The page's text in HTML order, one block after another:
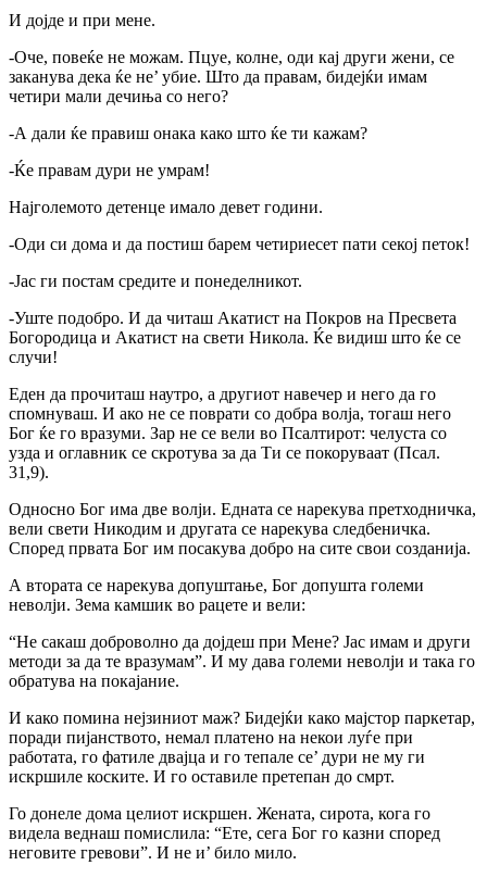
И дојде и при мене.
-Оче, повеќе не можам. Пцуе, колне, оди кај други жени, се
заканува дека ќе не’ убие. Што да правам, бидејќи имам
четири мали дечиња co него?
-А дали ќе правиш онака како што ќе ти кажам?
-Ќе правам дури не умрам!
Најголемото детенце имало девет години.
-Оди си дома и да постиш барем четириесет пати секој петок!
-Јас ги постам средите и понеделникот.
-Уште подобро. И да читаш Акатист на Покров на Пресвета
Богородица и Акатист на свети Никола. Ќе видиш што ќе се
случи!
Еден да прочиташ наутро, а другиот навечер и него да го
спомнуваш. И ако не се поврати co добра волја, тогаш него
Бог ќе го вразуми. Зар не се вели во Псалтирот: челуста co
узда и оглавник се скротува за да Ти се покоруваат (Псал.
31,9).
Односно Бог има две волји. Едната се нарекува претходничка,
вели свети Никодим и другата се нарекува следбеничка.
Според првата Бог им посакува добро на сите свои созданија.
А втората се нарекува допуштање, Бог допушта големи
неволји. Зема камшик во рацете и вели:
“He сакаш доброволно да дојдеш при Мене? Јас имам и други
методи за да те вразумам”. И му дава големи неволји и така го
обратува на покајание.
И како помина нејзиниот маж? Бидејќи како мајстор паркетар,
поради пијанството, немал платено на некои луѓе при
работата, го фатиле двајца и го тепале се’ дури не му ги
искршиле коските. И го оставиле претепан до смрт.
Го донеле дома целиот искршен. Жената, сирота, кога го
видела веднаш помислила: “Ете, сега Бог го казни според
неговите гревови”. И не и’ било мило.